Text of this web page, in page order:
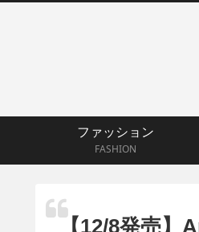
ファッション
FASHION
【12/8発売